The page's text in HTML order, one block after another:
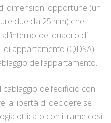
dimensioni opportune (un
due da 25 mm) che
del quadro di
di appartamento (QDSA).
dell’appartamento.
dell’edificio con
la libertà di decidere se
ottica o con il rame così